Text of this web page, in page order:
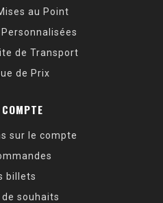
au Point
de Transport
de Prix
sur le compte
billets
souhaits